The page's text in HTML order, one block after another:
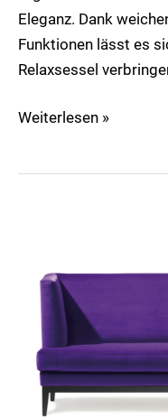
Eleganz. Dank
Funktionen lässt es
Relaxsessel
Weiterlesen »
Bank